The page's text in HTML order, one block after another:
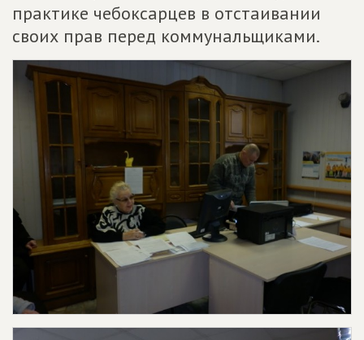
практике чебоксарцев в отстаивании
своих прав перед коммунальщиками.